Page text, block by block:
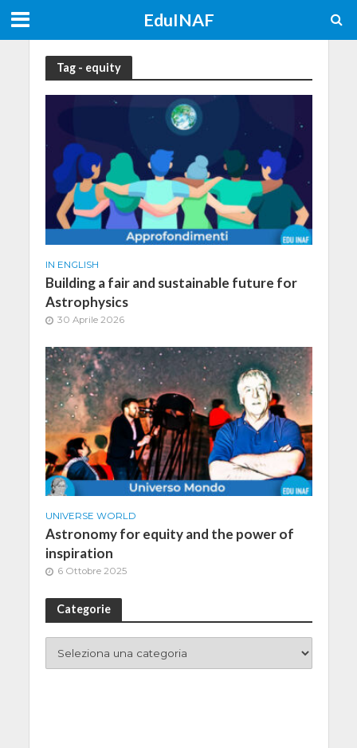
EduINAF
Tag - equity
IN ENGLISH
Building a fair and sustainable future for
Astrophysics
30 Aprile 2026
UNIVERSE WORLD
Astronomy for equity and the power of
inspiration
6 Ottobre 2025
Categorie